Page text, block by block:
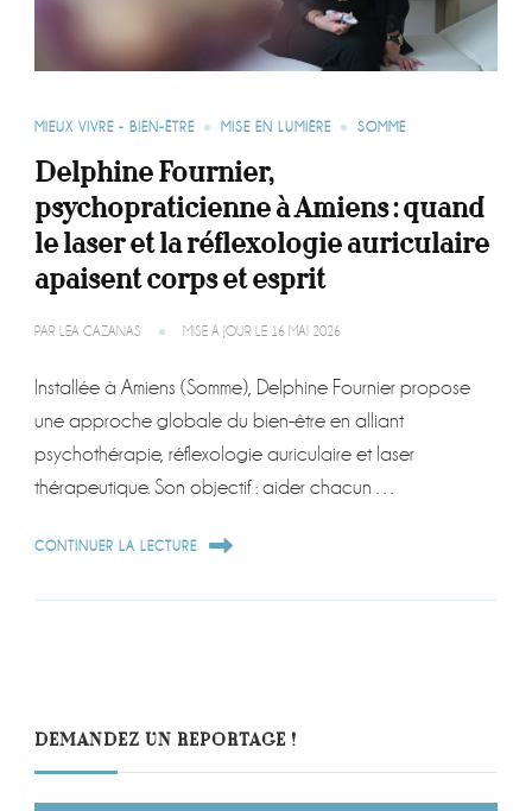
MIEUX VIVRE - BIEN-ÊTRE MISE EN LUMIÈRE SOMME
Delphine Fournier,
psychopraticienne à Amiens : quand
le laser et la réflexologie auriculaire
apaisent corps et esprit
PAR LÉA CAZANAS MISE À JOUR LE 16 MAI 2026
Installée à Amiens (Somme), Delphine Fournier propose
une approche globale du bien-être en alliant
psychothérapie, réflexologie auriculaire et laser
thérapeutique. Son objectif : aider chacun …
CONTINUER LA LECTURE
DEMANDEZ UN REPORTAGE !